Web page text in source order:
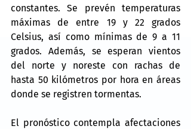
constantes. Se prevén temperaturas
máximas de entre 19 y 22 grados
Celsius, así como mínimas de 9 a 11
grados. Además, se esperan vientos
del norte y noreste con rachas de
hasta 50 kilómetros por hora en áreas
donde se registren tormentas.
El pronóstico contempla afectaciones